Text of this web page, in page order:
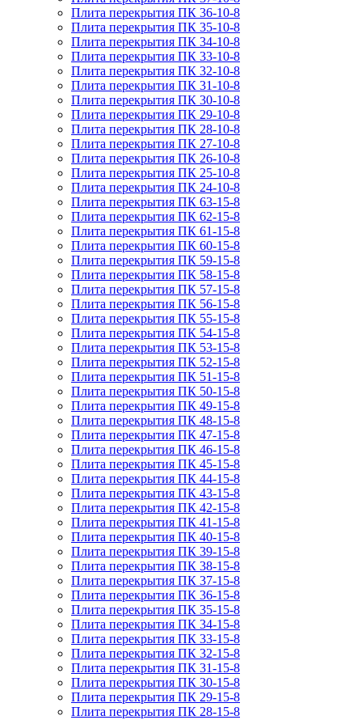
Плита перекрытия ПК 36-10-8
Плита перекрытия ПК 35-10-8
Плита перекрытия ПК 34-10-8
Плита перекрытия ПК 33-10-8
Плита перекрытия ПК 32-10-8
Плита перекрытия ПК 31-10-8
Плита перекрытия ПК 30-10-8
Плита перекрытия ПК 29-10-8
Плита перекрытия ПК 28-10-8
Плита перекрытия ПК 27-10-8
Плита перекрытия ПК 26-10-8
Плита перекрытия ПК 25-10-8
Плита перекрытия ПК 24-10-8
Плита перекрытия ПК 63-15-8
Плита перекрытия ПК 62-15-8
Плита перекрытия ПК 61-15-8
Плита перекрытия ПК 60-15-8
Плита перекрытия ПК 59-15-8
Плита перекрытия ПК 58-15-8
Плита перекрытия ПК 57-15-8
Плита перекрытия ПК 56-15-8
Плита перекрытия ПК 55-15-8
Плита перекрытия ПК 54-15-8
Плита перекрытия ПК 53-15-8
Плита перекрытия ПК 52-15-8
Плита перекрытия ПК 51-15-8
Плита перекрытия ПК 50-15-8
Плита перекрытия ПК 49-15-8
Плита перекрытия ПК 48-15-8
Плита перекрытия ПК 47-15-8
Плита перекрытия ПК 46-15-8
Плита перекрытия ПК 45-15-8
Плита перекрытия ПК 44-15-8
Плита перекрытия ПК 43-15-8
Плита перекрытия ПК 42-15-8
Плита перекрытия ПК 41-15-8
Плита перекрытия ПК 40-15-8
Плита перекрытия ПК 39-15-8
Плита перекрытия ПК 38-15-8
Плита перекрытия ПК 37-15-8
Плита перекрытия ПК 36-15-8
Плита перекрытия ПК 35-15-8
Плита перекрытия ПК 34-15-8
Плита перекрытия ПК 33-15-8
Плита перекрытия ПК 32-15-8
Плита перекрытия ПК 31-15-8
Плита перекрытия ПК 30-15-8
Плита перекрытия ПК 29-15-8
Плита перекрытия ПК 28-15-8